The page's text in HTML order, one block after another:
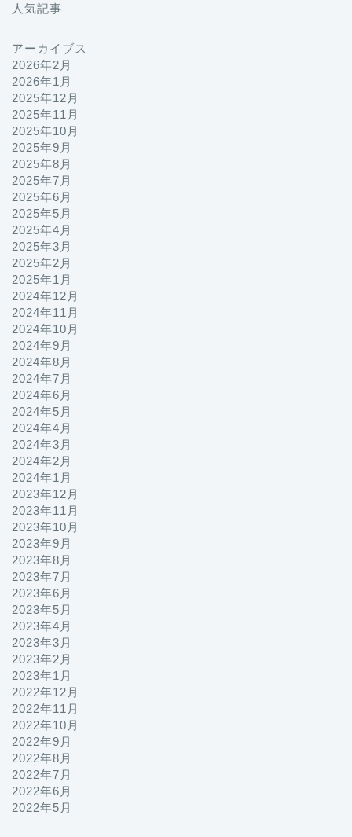
人気記事
アーカイブス
2026年2月
2026年1月
2025年12月
2025年11月
2025年10月
2025年9月
2025年8月
2025年7月
2025年6月
2025年5月
2025年4月
2025年3月
2025年2月
2025年1月
2024年12月
2024年11月
2024年10月
2024年9月
2024年8月
2024年7月
2024年6月
2024年5月
2024年4月
2024年3月
2024年2月
2024年1月
2023年12月
2023年11月
2023年10月
2023年9月
2023年8月
2023年7月
2023年6月
2023年5月
2023年4月
2023年3月
2023年2月
2023年1月
2022年12月
2022年11月
2022年10月
2022年9月
2022年8月
2022年7月
2022年6月
2022年5月